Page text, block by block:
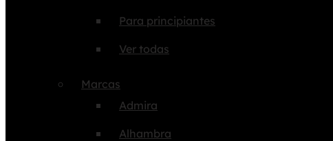
Para principiantes
Ver todas
Marcas
Admira
Alhambra